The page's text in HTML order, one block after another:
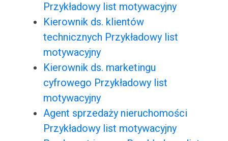
Przykładowy list motywacyjny
Kierownik ds. klientów
technicznych Przykładowy list
motywacyjny
Kierownik ds. marketingu
cyfrowego Przykładowy list
motywacyjny
Agent sprzedaży nieruchomości
Przykładowy list motywacyjny